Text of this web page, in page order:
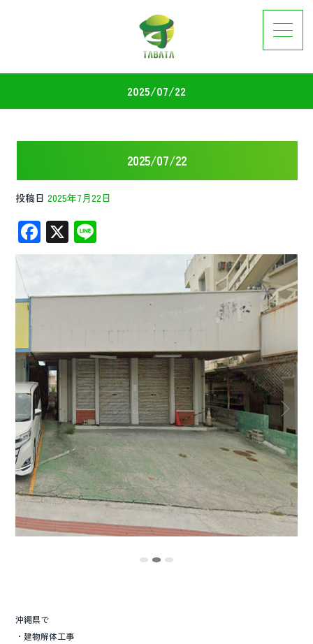
2025/07/22
2025/07/22
投稿日 2025年7月22日
F
ac
b
o
k
X
n
沖縄県で
・建物解体工事